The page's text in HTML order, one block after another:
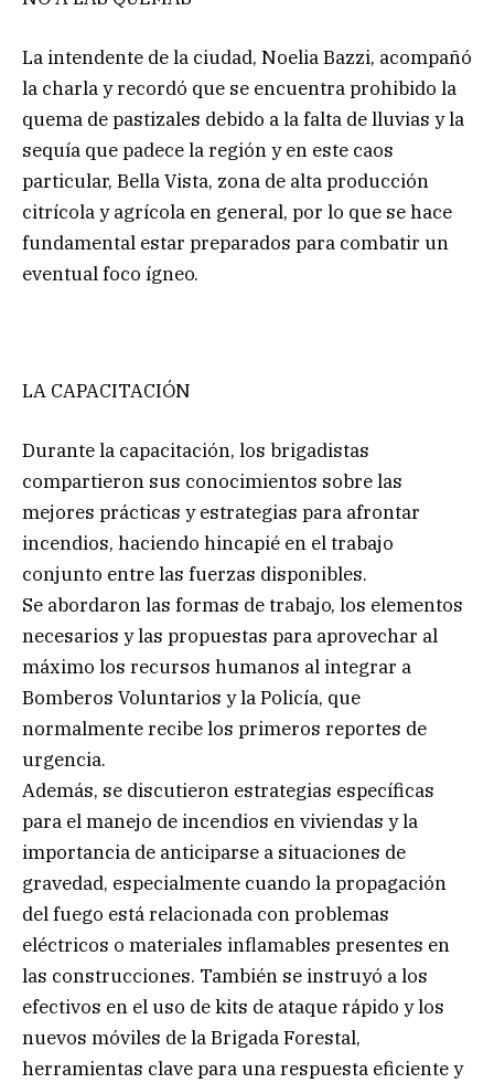
La intendente de la ciudad, Noelia Bazzi, acompañó
la charla y recordó que se encuentra prohibido la
quema de pastizales debido a la falta de lluvias y la
sequía que padece la región y en este caos
particular, Bella Vista, zona de alta producción
citrícola y agrícola en general, por lo que se hace
fundamental estar preparados para combatir un
eventual foco ígneo.
LA CAPACITACIÓN
Durante la capacitación, los brigadistas
compartieron sus conocimientos sobre las
mejores prácticas y estrategias para afrontar
incendios, haciendo hincapié en el trabajo
conjunto entre las fuerzas disponibles.
Se abordaron las formas de trabajo, los elementos
necesarios y las propuestas para aprovechar al
máximo los recursos humanos al integrar a
Bomberos Voluntarios y la Policía, que
normalmente recibe los primeros reportes de
urgencia.
Además, se discutieron estrategias específicas
para el manejo de incendios en viviendas y la
importancia de anticiparse a situaciones de
gravedad, especialmente cuando la propagación
del fuego está relacionada con problemas
eléctricos o materiales inflamables presentes en
las construcciones. También se instruyó a los
efectivos en el uso de kits de ataque rápido y los
nuevos móviles de la Brigada Forestal,
herramientas clave para una respuesta eficiente y